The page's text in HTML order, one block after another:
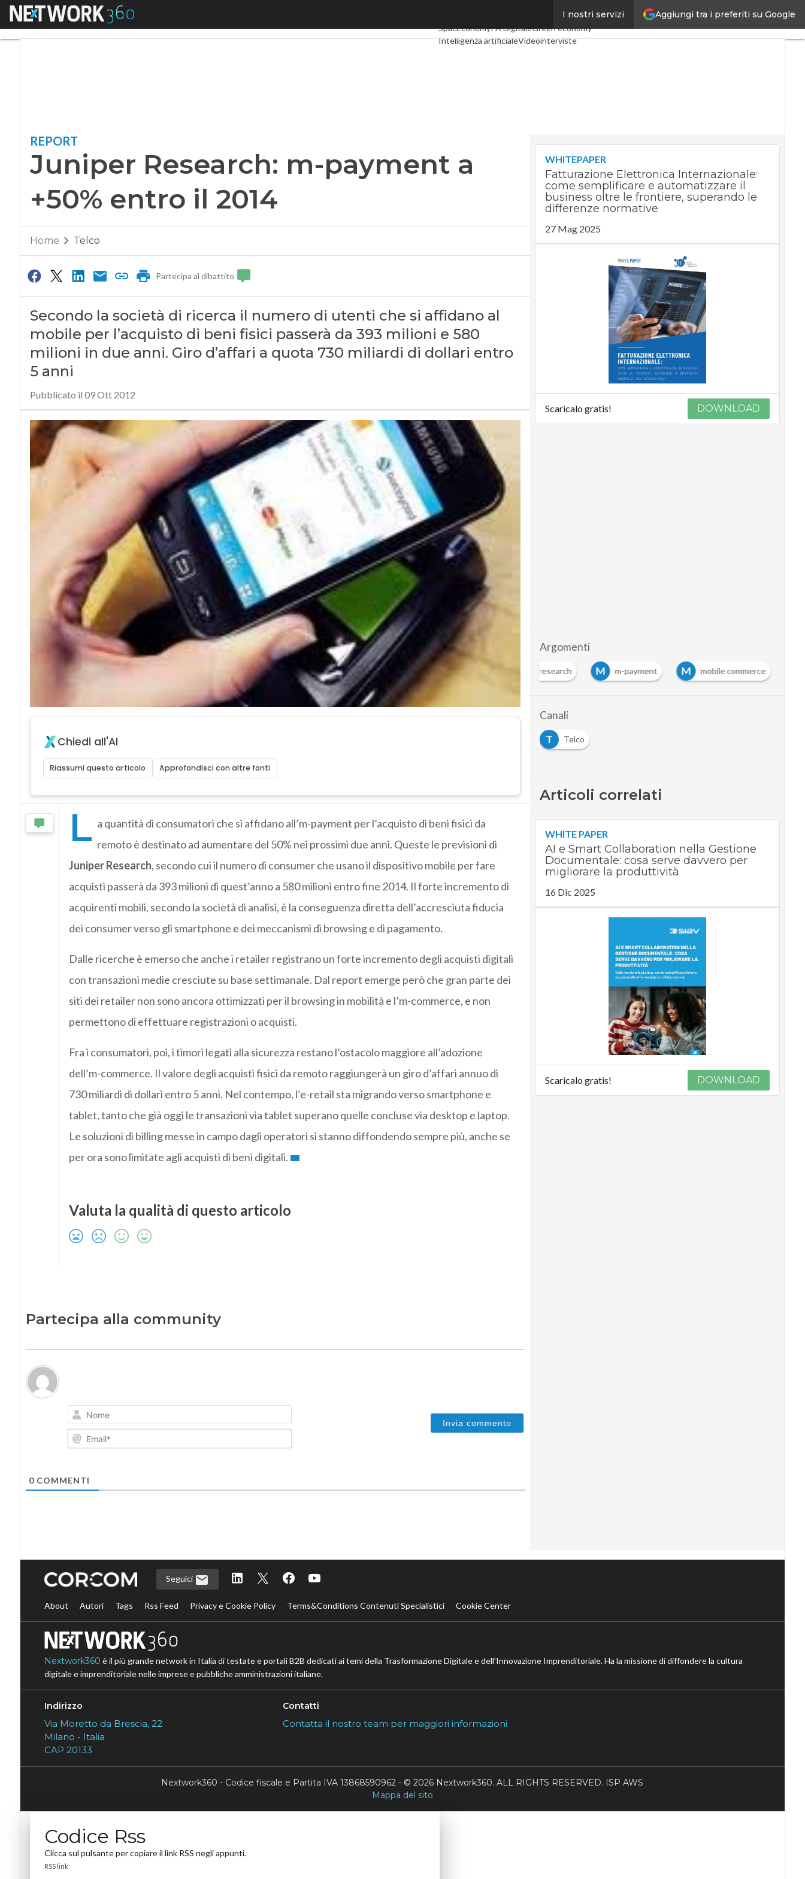
Aggiungi tra i preferiti su Google
I nostri servizi
Menu Telco Industria 4.0
SpacEconomyPA DigitaleGreen economy
Intelligenza artificialeVideointerviste
REPORT
Juniper Research: m-payment a
+50% entro il 2014
Home Telco
Partecipa al dibattito
Secondo la società di ricerca il numero di utenti che si affidano al
mobile per l’acquisto di beni fisici passerà da 393 milioni e 580
milioni in due anni. Giro d’affari a quota 730 miliardi di dollari entro
5 anni
Pubblicato il 09 Ott 2012
Chiedi all'AI
Riassumi questo articolo Approfondisci con altre fonti
L a quantità di consumatori che si affidano all’m-payment per l’acquisto di beni fisici da
remoto è destinato ad aumentare del 50% nei prossimi due anni. Queste le previsioni di
Juniper Research, secondo cui il numero di consumer che usano il dispositivo mobile per fare
acquisti passerà da 393 milioni di quest’anno a 580 milioni entro fine 2014. Il forte incremento di
acquirenti mobili, secondo la società di analisi, è la conseguenza diretta dell’accresciuta fiducia
dei consumer verso gli smartphone e dei meccanismi di browsing e di pagamento.
Dalle ricerche è emerso che anche i retailer registrano un forte incremento degli acquisti digitali
con transazioni medie cresciute su base settimanale. Dal report emerge però che gran parte dei
siti dei retailer non sono ancora ottimizzati per il browsing in mobilità e l’m-commerce, e non
permettono di effettuare registrazioni o acquisti.
Fra i consumatori, poi, i timori legati alla sicurezza restano l’ostacolo maggiore all’adozione
dell’m-commerce. Il valore degli acquisti fisici da remoto raggiungerà un giro d’affari annuo di
730 miliardi di dollari entro 5 anni. Nel contempo, l’e-retail sta migrando verso smartphone e
tablet, tanto che già oggi le transazioni via tablet superano quelle concluse via desktop e laptop.
Le soluzioni di billing messe in campo dagli operatori si stanno diffondendo sempre più, anche se
per ora sono limitate agli acquisti di beni digitali.
Valuta la qualità di questo articolo
Partecipa alla community
Nome
Email*
0COMMENTI
WHITEPAPER
Fatturazione Elettronica Internazionale:
come semplificare e automatizzare il
business oltre le frontiere, superando le
differenze normative
27 Mag 2025
Scaricalo gratis! DOWNLOAD
Argomenti
J
juniper research M m-payment M mobile commerce
Canali
T
Telco
Articoli correlati
WHITE PAPER
AI e Smart Collaboration nella Gestione
Documentale: cosa serve davvero per
migliorare la produttività
16 Dic 2025
Scaricalo gratis! DOWNLOAD
Seguici
About Autori Tags Rss Feed Privacy e Cookie Policy Terms&Conditions Contenuti Specialistici Cookie Center
Nextwork360 è il più grande network in Italia di testate e portali B2B dedicati ai temi della Trasformazione Digitale e dell’Innovazione Imprenditoriale. Ha la missione di diffondere la cultura
digitale e imprenditoriale nelle imprese e pubbliche amministrazioni italiane.
Indirizzo
Via Moretto da Brescia, 22
Milano - Italia
CAP 20133
Contatti
Contatta il nostro team per maggiori informazioni
Nextwork360 - Codice fiscale e Partita IVA 13868590962 - © 2026 Nextwork360. ALL RIGHTS RESERVED. ISP AWS
Mappa del sito
Codice Rss
Clicca sul pulsante per copiare il link RSS negli appunti.
RSS link